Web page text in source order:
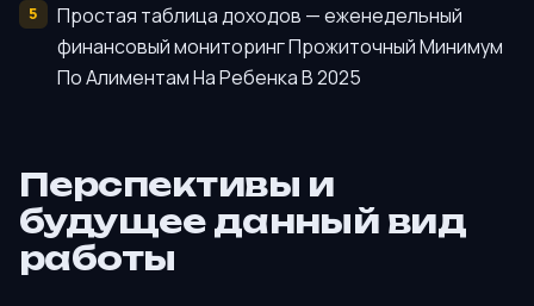
Простая таблица доходов — еженедельный
финансовый мониторинг Прожиточный Минимум
По Алиментам На Ребенка В 2025
Перспективы и
будущее данный вид
работы